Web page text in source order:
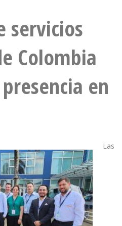
servicios
Colombia
en
Las